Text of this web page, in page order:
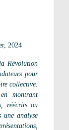
2024
Révolution
pour
collective.
montrant
réécrits ou
une analyse